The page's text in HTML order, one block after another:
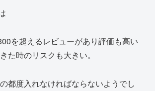
を超えるレビューがあり評価も高い
た時のリスクも大きい。
都度入れなければならないようでし